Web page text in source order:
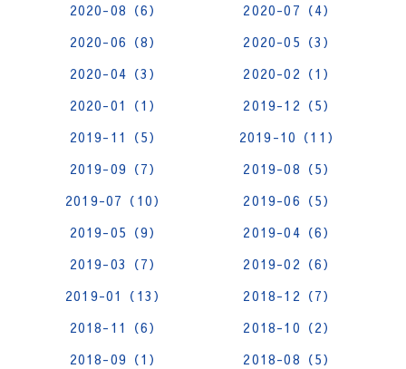
2020-08（6）
2020-07（4）
2020-06（8）
2020-05（3）
2020-04（3）
2020-02（1）
2020-01（1）
2019-12（5）
2019-11（5）
2019-10（11）
2019-09（7）
2019-08（5）
2019-07（10）
2019-06（5）
2019-05（9）
2019-04（6）
2019-03（7）
2019-02（6）
2019-01（13）
2018-12（7）
2018-11（6）
2018-10（2）
2018-09（1）
2018-08（5）